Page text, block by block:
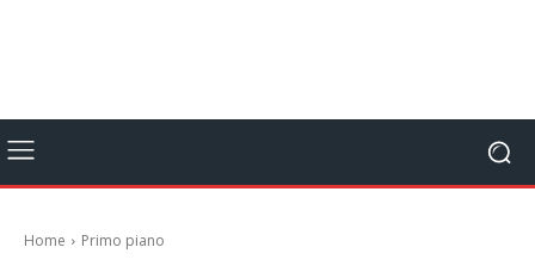
Home Primo piano